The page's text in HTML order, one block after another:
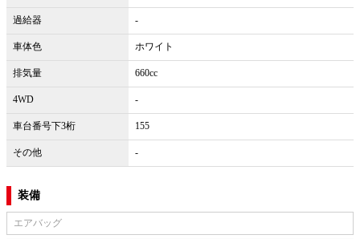
過給器 -
車体色 ホワイト
排気量 660cc
4WD -
車台番号下3桁 155
その他 -
装備
エアバッグ